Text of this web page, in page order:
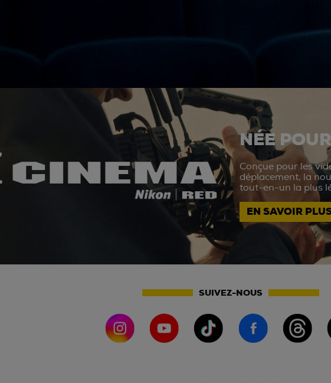
NÉE
Conçue pour les
déplacement, la
tout-en-un la plus
EN SAVOIR
SUIVEZ-NOUS